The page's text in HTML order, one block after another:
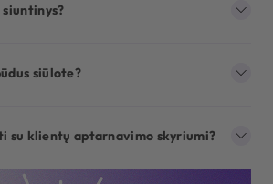
siūlote?
su klientų aptarnavimo skyriumi?